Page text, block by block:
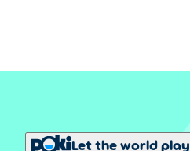
Let the world play